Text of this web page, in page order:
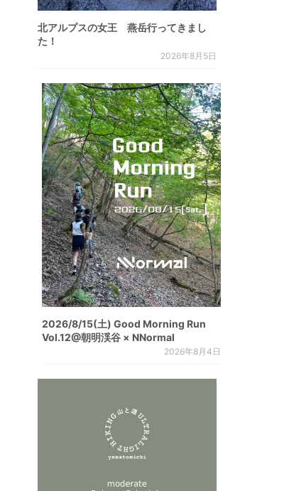
北アルプスの女王 燕岳行ってきまし
た！
2026年8月5日
2026/8/15(土) Good Morning Run
Vol.12@朝明渓谷 × NNormal
2026年8月4日